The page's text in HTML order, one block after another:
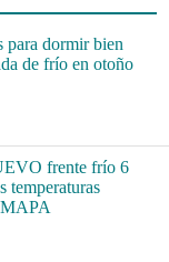
para dormir bien
de frío en otoño
frente frío 6
temperaturas
MAPA